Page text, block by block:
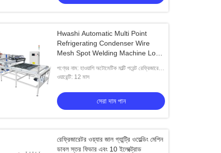
Hwashi Automatic Multi Point
Refrigerating Condenser Wire
Mesh Spot Welding Machine Low
পণ্যের নাম: হাওয়াশি অটোমেটিক মাল্টি পয়েন্ট রেফ্রিজারেটিং
কনডেন্সার ওয়্যার জাল স্পট ওয়েল্ডিং মেশিন লো কার্বন
ওয়ারেন্টি: 12 মাস
সেরা দাম পান
রেফ্রিজারেটর ওয়্যার জাল গ্যান্ট্রি ওয়েল্ডিং মেশিন
ডাবল স্তর ফিডার এবং 10 ইলেক্ট্রোড